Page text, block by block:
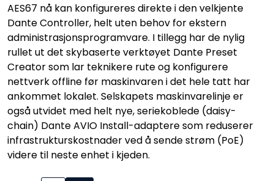
AES67 nå kan konfigureres direkte i den velkjente
Dante Controller, helt uten behov for ekstern
administrasjonsprogramvare. I tillegg har de nylig
rullet ut det skybaserte verktøyet Dante Preset
Creatorsom lar teknikere rute og konfigurere
nettverk offline før maskinvaren i det hele tatt har
ankommet lokalet. Selskapets maskinvarelinje er
også utvidet med helt nye, seriekoblede (daisy-
chain) Dante AVIO Install-adapteresom reduserer
infrastrukturskostnader ved å sende strøm (PoE)
videre til neste enhet i kjeden.